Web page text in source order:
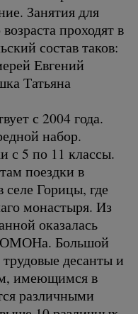
Занятия для
проходят в
состав таков:
Евгений
Татьяна
с 2004 года.
набор.
с 5 по 11 классы.
поездки в
Горицы, где
монастыря. Из
оказалась
ОМОНа. Большой
десанты и
имеющимся в
различными